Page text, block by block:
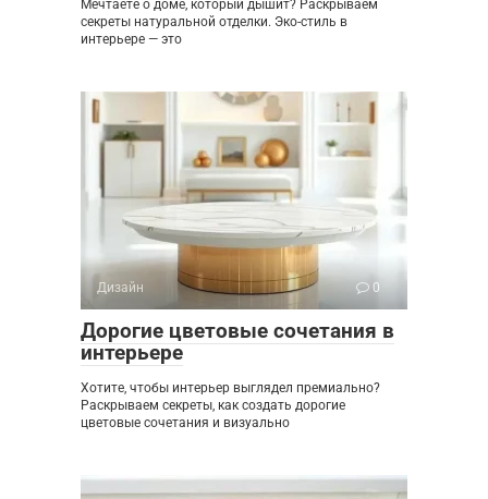
Мечтаете о доме, который дышит? Раскрываем
секреты натуральной отделки. Эко-стиль в
интерьере — это
Дизайн 0
Дорогие цветовые сочетания в
интерьере
Хотите, чтобы интерьер выглядел премиально?
Раскрываем секреты, как создать дорогие
цветовые сочетания и визуально